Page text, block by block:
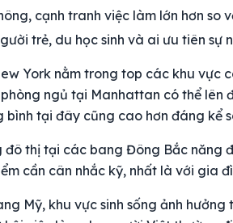
cạnh tranh việc làm lớn hơn so
trẻ, du học sinh và ai ưu tiên sự
York nằm trong top các khu vực
ngủ tại Manhattan có thể lên
bình tại đây cũng cao hơn đáng kể
đô thị tại các bang Đông Bắc năng
cần cân nhắc kỹ, nhất là với gia
Mỹ, khu vực sinh sống ảnh